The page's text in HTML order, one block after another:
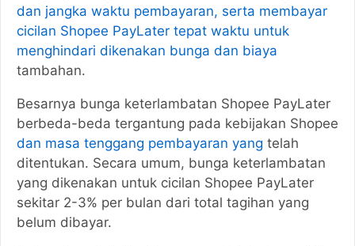
dan jangka waktu pembayaran, serta membayar
cicilan Shopee PayLater tepat waktu untuk
menghindari dikenakan bunga dan biaya
tambahan.
Besarnya bunga keterlambatan Shopee PayLater
berbeda-beda tergantung pada kebijakan Shopee
dan masa tenggang pembayaran yang telah
ditentukan. Secara umum, bunga keterlambatan
yang dikenakan untuk cicilan Shopee PayLater
sekitar 2-3% per bulan dari total tagihan yang
belum dibayar.